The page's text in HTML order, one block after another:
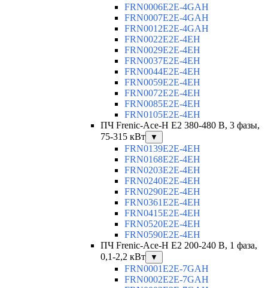
FRN0006E2E-4GAH
FRN0007E2E-4GAH
FRN0012E2E-4GAH
FRN0022E2E-4EH
FRN0029E2E-4EH
FRN0037E2E-4EH
FRN0044E2E-4EH
FRN0059E2E-4EH
FRN0072E2E-4EH
FRN0085E2E-4EH
FRN0105E2E-4EH
ПЧ Frenic-Ace-H E2 380-480 В, 3 фазы,
75-315 кВт
▼
FRN0139E2E-4EH
FRN0168E2E-4EH
FRN0203E2E-4EH
FRN0240E2E-4EH
FRN0290E2E-4EH
FRN0361E2E-4EH
FRN0415E2E-4EH
FRN0520E2E-4EH
FRN0590E2E-4EH
ПЧ Frenic-Ace-H E2 200-240 В, 1 фаза,
0,1-2,2 кВт
▼
FRN0001E2E-7GAH
FRN0002E2E-7GAH